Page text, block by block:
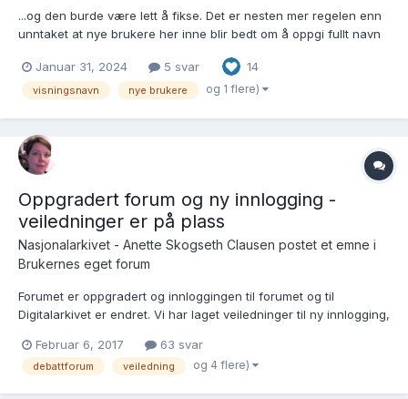
...og den burde være lett å fikse. Det er nesten mer regelen enn
unntaket at nye brukere her inne blir bedt om å oppgi fullt navn
hvorfor registreringsskjemaet ikke «tvinger» nye brukere til å
gjøre det riktig med en gang. Si...
Januar 31, 2024 5 svar 14
visningsnavn nye brukere og 1 flere)
Oppgradert forum og ny innlogging -
veiledninger er på plass
Nasjonalarkivet - Anette Skogseth Clausen postet et emne i
Brukernes eget forum
Forumet er oppgradert og innloggingen til forumet og til
Digitalarkivet er endret. Vi har laget veiledninger til ny innlogging,
finnes under hjelpesidene i Digitalarkivet:
https://www.digitalarkivet.no/content/219/brukarkonto-
Februar 6, 2017 63 svar
debattforum veiledning og 4 flere)